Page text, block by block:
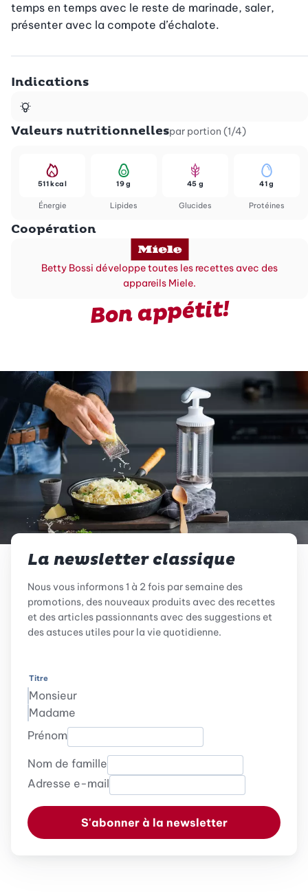
temps en temps avec le reste de marinade, saler,
présenter avec la compote d’échalote.
Indications
Valeurs nutritionnellespar portion (1/4)
Énergie
511 kcal
Lipides
19 g
Glucides
45 g
Protéines
41 g
Coopération
Betty Bossi développe toutes les recettes avec des
appareils Miele.
Bon appétit!
La newsletter classique
Nous vous informons 1 à 2 fois par semaine des
promotions, des nouveaux produits avec des recettes
et des articles passionnants avec des suggestions et
des astuces utiles pour la vie quotidienne.
Titre
Monsieur
Madame
Prénom
Nom de famille
Adresse e-mail
S'abonner à la newsletter